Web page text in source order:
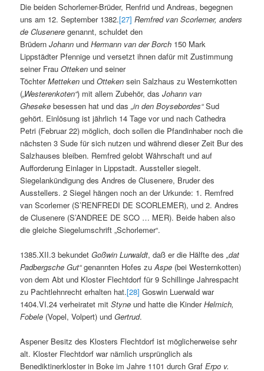
Die beiden Schorlemer-Brüder, Renfrid und Andreas, begegnen
uns am 12. September 1382.[27] Remfred van Scorlemer, anders
de Clusenere genannt, schuldet den
BrüdernJohannundHermann van der Borch 150 Mark
Lippstädter Pfennige und versetzt ihnen dafür mit Zustimmung
seiner FrauOtteken und seiner
TöchterMettekenund Otteken sein Salzhaus zu Westernkotten
(„Westerenkoten“) mit allem Zubehör, dasJohann van
Gheseke besessen hat und das„in den Boysebordes“Sud
gehört. Einlösung ist jährlich 14 Tage vor und nach Cathedra
Petri (Februar 22) möglich, doch sollen die Pfandinhaber noch die
nächsten 3 Sude für sich nutzen und während dieser Zeit Bur des
Salzhauses bleiben. Remfred gelobt Währschaft und auf
Aufforderung Einlager in Lippstadt. Aussteller siegelt.
Siegelankündigung des Andres de Clusenere, Bruder des
Ausstellers. 2 Siegel hängen noch an der Urkunde: 1. Remfred
van Scorlemer (S’RENFREDI DE SCORLEMER), und 2. Andres
de Clusenere (S’ANDREE DE SCO … MER). Beide haben also
die gleiche Siegelumschrift „Schorlemer“.
1385.XII.3 bekundetGoßwin Lurwaldt, daß er die Hälfte des„dat
Padbergsche Gut“genannten Hofes zuAspe (bei Westernkotten)
von dem Abt und Kloster Flechtdorf für 9 Schillinge Jahrespacht
zu Pachtlehnrecht erhalten hat.[28] Goswin Luerwald war
1404.VI.24 verheiratet mitStyne und hatte die KinderHelmich,
Fobele (Vopel, Volpert) und Gertrud.
Aspener Besitz des Klosters Flechtdorf ist möglicherweise sehr
alt. Kloster Flechtdorf war nämlich ursprünglich als
Benediktinerkloster in Boke im Jahre 1101 durch GrafErpo v.